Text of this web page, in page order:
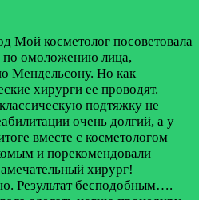
Мой косметолог посоветовала
по омоложению лица,
Мендельсону. Но как
хирурги ее проводят.
подтяжку не
очень долгий, а у
вместе с косметологом
и порекомендовали
хирург!
Результат бесподобным….